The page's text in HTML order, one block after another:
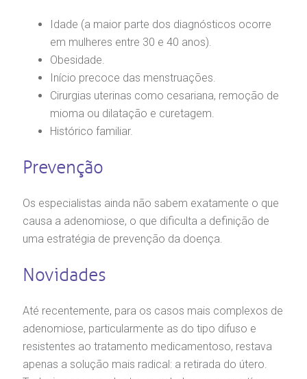
Idade (a maior parte dos diagnósticos ocorre
em mulheres entre 30 e 40 anos).
Obesidade.
Início precoce das menstruações.
Cirurgias uterinas como cesariana, remoção de
mioma ou dilatação e curetagem.
Histórico familiar.
Prevenção
Os especialistas ainda não sabem exatamente o que
causa a adenomiose, o que dificulta a definição de
uma estratégia de prevenção da doença.
Novidades
Até recentemente, para os casos mais complexos de
adenomiose, particularmente as do tipo difuso e
resistentes ao tratamento medicamentoso, restava
apenas a solução mais radical: a retirada do útero.